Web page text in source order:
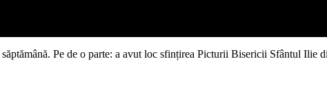
Pe de o parte: a avut loc sfințirea Picturii Bisericii Sfântul Ilie